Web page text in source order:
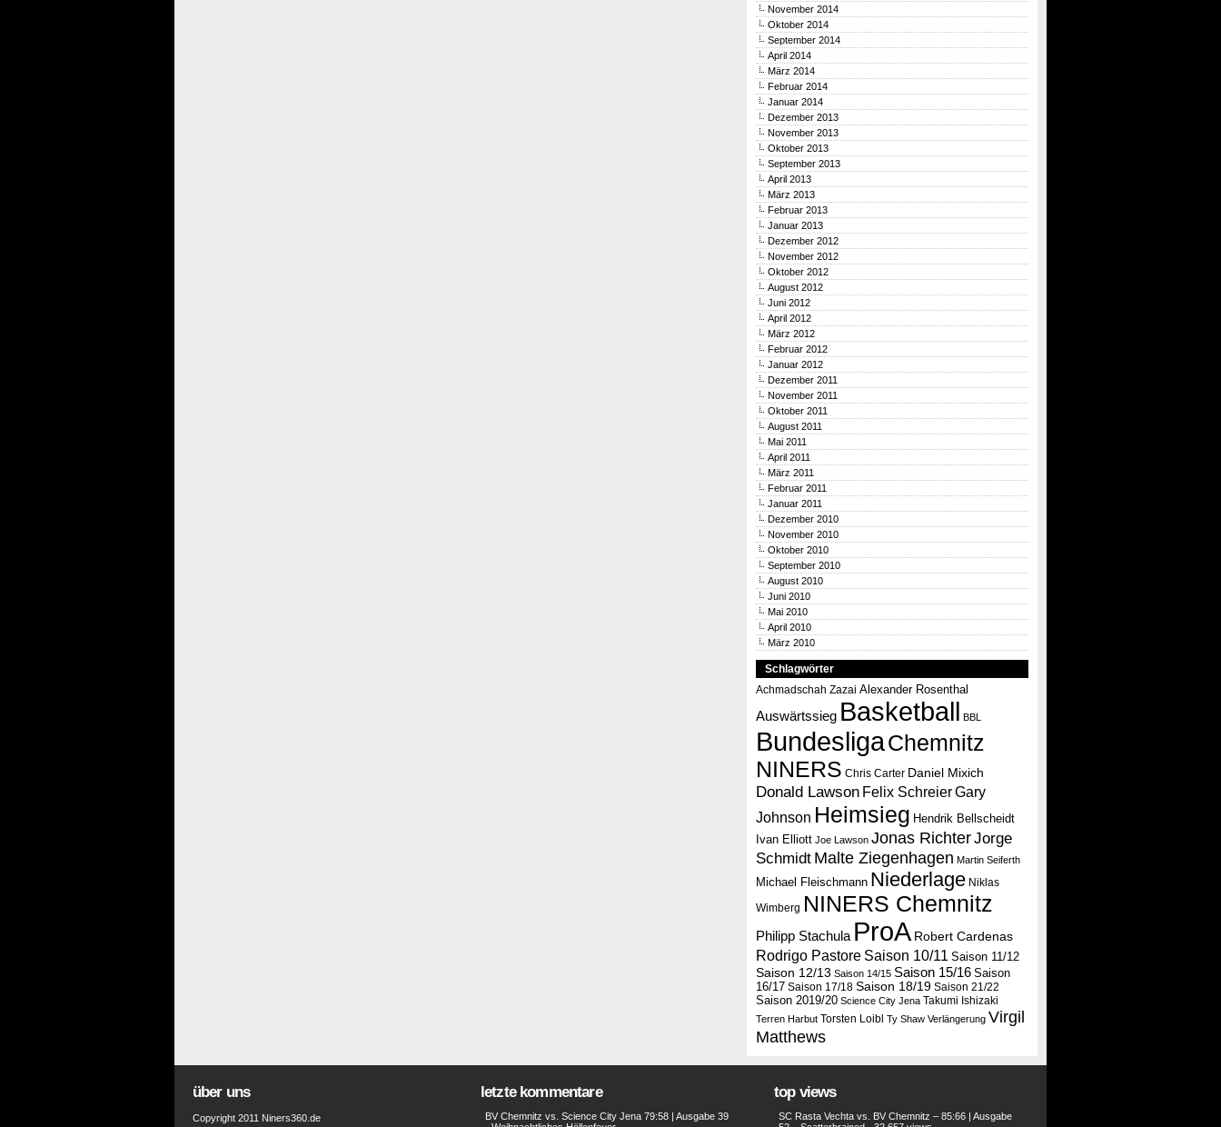
November 2014
Oktober 2014
September 2014
April 2014
März 2014
Februar 2014
Januar 2014
Dezember 2013
November 2013
Oktober 2013
September 2013
April 2013
März 2013
Februar 2013
Januar 2013
Dezember 2012
November 2012
Oktober 2012
August 2012
Juni 2012
April 2012
März 2012
Februar 2012
Januar 2012
Dezember 2011
November 2011
Oktober 2011
August 2011
Mai 2011
April 2011
März 2011
Februar 2011
Januar 2011
Dezember 2010
November 2010
Oktober 2010
September 2010
August 2010
Juni 2010
Mai 2010
April 2010
März 2010
Schlagwörter
Achmadschah Zazai Alexander Rosenthal
Auswärtssieg Basketball BBL
BundesligaChemnitz
NINERS Chris Carter Daniel Mixich
Donald Lawson Felix SchreierGary
Johnson Heimsieg Hendrik Bellscheidt
Ivan Elliott Joe Lawson Jonas RichterJorge
Schmidt Malte Ziegenhagen Martin Seiferth
Michael Fleischmann Niederlage Niklas
Wimberg NINERS Chemnitz
Philipp Stachula ProA Robert Cardenas
Rodrigo Pastore Saison 10/11 Saison 11/12
Saison 12/13 Saison 14/15 Saison 15/16 Saison
16/17 Saison 17/18 Saison 18/19 Saison 21/22
Saison 2019/20 Science City Jena Takumi Ishizaki
Terren Harbut Torsten Loibl Ty Shaw Verlängerung Virgil
Matthews
über uns
Copyright 2011 Niners360.de
letzte kommentare
BV Chemnitz vs. Science City Jena 79:58 | Ausgabe 39
top views
SC Rasta Vechta vs. BV Chemnitz – 85:66 | Ausgabe